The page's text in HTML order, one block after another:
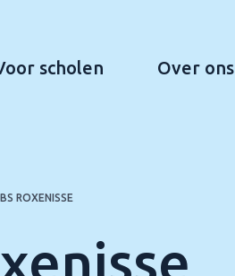
scholen Over ons
ROXENISSE